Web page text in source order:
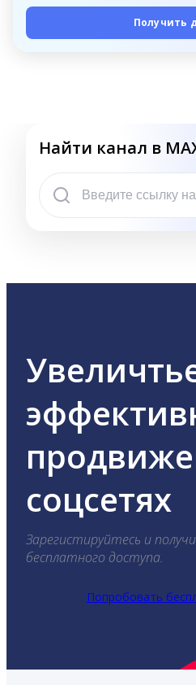
Получить
Найти канал в
соцсетях
Зарегистируйтесь и
бесплатного доступа.
Попробовать